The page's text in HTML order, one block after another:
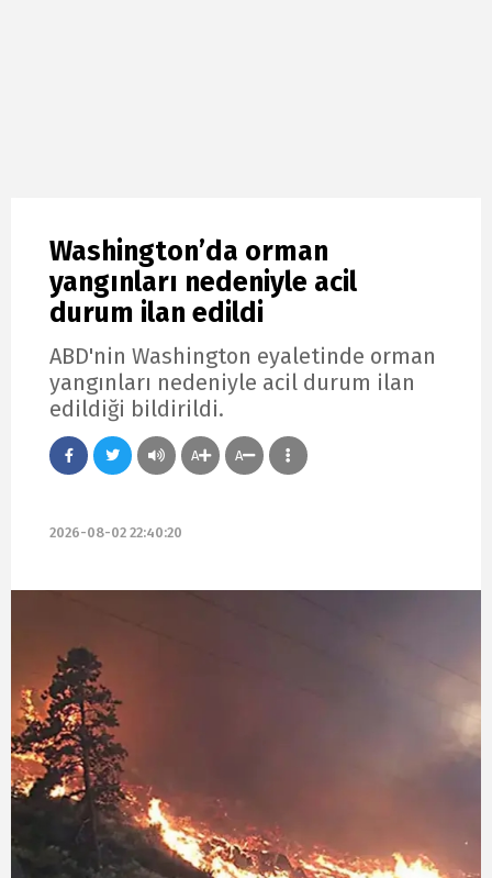
Washington’da orman
yangınları nedeniyle acil
durum ilan edildi
ABD'nin Washington eyaletinde orman
yangınları nedeniyle acil durum ilan
edildiği bildirildi.
A A
2026-08-02 22:40:20